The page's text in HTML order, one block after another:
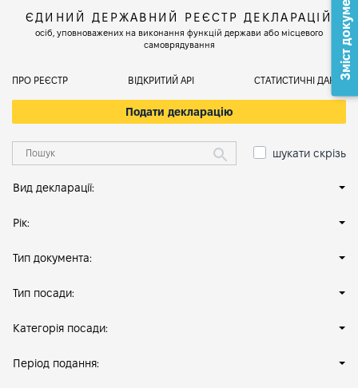
ЄДИНИЙ ДЕРЖАВНИЙ РЕЄСТР ДЕКЛАРАЦІЙ
осіб, уповноважених на виконання функцій держави або місцевого
самоврядування
ПРО РЕЄСТР ВІДКРИТИЙ АРІ СТАТИСТИЧНІ ДАНІ
Подати декларацію
шукати скрізь
Вид декларації:
Рік:
Тип документа:
Тип посади:
Категорія посади:
Період подання:
Зміст документа